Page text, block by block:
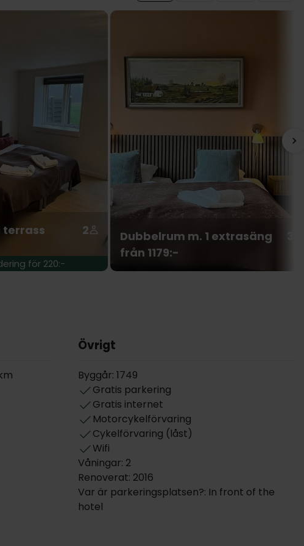
terrass
2
för 220:-
Dubbelrum m. 1 extrasäng
från 1179:-
Övrigt
Byggår: 1749
Gratis parkering
Gratis internet
Motorcykelförvaring
Cykelförvaring (låst)
Wifi
Våningar: 2
Renoverat: 2016
Var är parkeringsplatsen?: In front of the
hotel